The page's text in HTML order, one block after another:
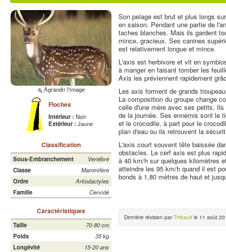
Agrandir l'image
Floches
Intérieur : Noir
Extérieur : Jaune
Classification
Sous-Embranchement
Vertébré
Classe
Mammifère
Ordre
Artiodactyles
Famille
Cervidé
Caractéristiques
Taille
70-80 cm
Poids
35 kg
Longévité
15-20 ans
Son pelage est brut et plus longs
en saison. Pendant une partie de
taches blanches. Mais ils gardent
mince, gracieux. Ses canines
est relativement longue et mince.
L'axis est herbivore et vit en
à manger en faisant tomber les
Axis les préviennent rapidement
Les axis forment de grands
La composition du groupe change
celle d'une mère avec ses petits.
de la journée. Ses ennemis sont le
et le crocodile, à part pour le
plan d'eau ou ils retrouvent la
L'axis court souvent tête baissée
obstacles. Le cerf axis est plus
à 40 km/h sur quelques kilomètres
atteindre les 95 km/h quand il est
bonds à 1,80 mètres de haut et
Dernière révision parThibault le 11 août